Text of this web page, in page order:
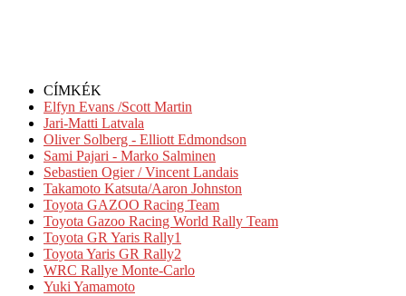
CÍMKÉK
Elfyn Evans /Scott Martin
Jari-Matti Latvala
Oliver Solberg - Elliott Edmondson
Sami Pajari - Marko Salminen
Sebastien Ogier / Vincent Landais
Takamoto Katsuta/Aaron Johnston
Toyota GAZOO Racing Team
Toyota Gazoo Racing World Rally Team
Toyota GR Yaris Rally1
Toyota Yaris GR Rally2
WRC Rallye Monte-Carlo
Yuki Yamamoto